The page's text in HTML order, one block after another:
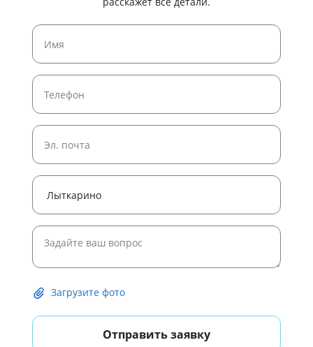
Загрузите фото
Отправить заявку